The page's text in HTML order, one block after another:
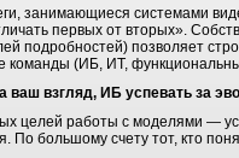
занимающиеся системами
первых от вторых».
подробностей) позволяет
команды (ИБ, ИТ,
ваш взгляд, ИБ успевать за
целей работы с моделями ―
По большому счету тот, кто